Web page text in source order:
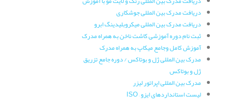
دریافت مدرک بین المللی جوشکاری
دریافت مدرک بین المللی میکروبلیدینگ ابرو
ثبت نام دوره آموزشی کاشت ناخن به همراه مدرک
آموزش کامل وجامع میکاپ به همراه مدرک
مدرک بین المللی ژل و بوتاکس / دوره جامع تزریق
ژل و بوتاکس
مدرک بین المللی اپراتور لیزر
لیست استانداردهای ایزو – ISO